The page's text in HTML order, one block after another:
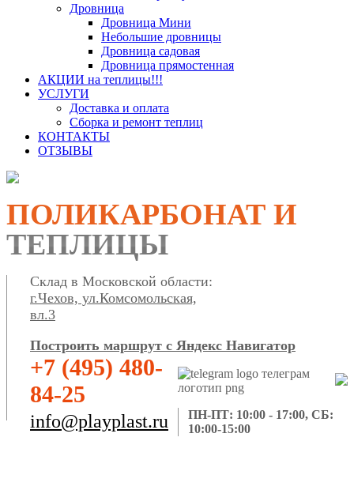
Дровница
Дровница Мини
Небольшие дровницы
Дровница садовая
Дровница прямостенная
АКЦИИ на теплицы!!!
УСЛУГИ
Доставка и оплата
Сборка и ремонт теплиц
КОНТАКТЫ
ОТЗЫВЫ
ПОЛИКАРБОНАТ И
ТЕПЛИЦЫ
Склад в Московской области:
г.Чехов, ул.Комсомольская,
вл.3
Построить маршрут с Яндекс Навигатор
+7 (495) 480-
84-25
info@playplast.ru
ПН-ПТ: 10:00 - 17:00, СБ:
10:00-15:00